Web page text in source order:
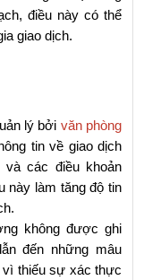
điều này có thể
giao dịch.
lý bởi văn phòng
tin về giao dịch
các điều khoản
này làm tăng độ tin
không được ghi
đến những mâu
vì thiếu sự xác thực